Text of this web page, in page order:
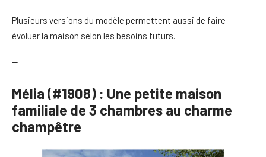
Plusieurs versions du modèle permettent aussi de faire
évoluer la maison selon les besoins futurs.
—
Mélia (#1908) : Une petite maison
familiale de 3 chambres au charme
champêtre